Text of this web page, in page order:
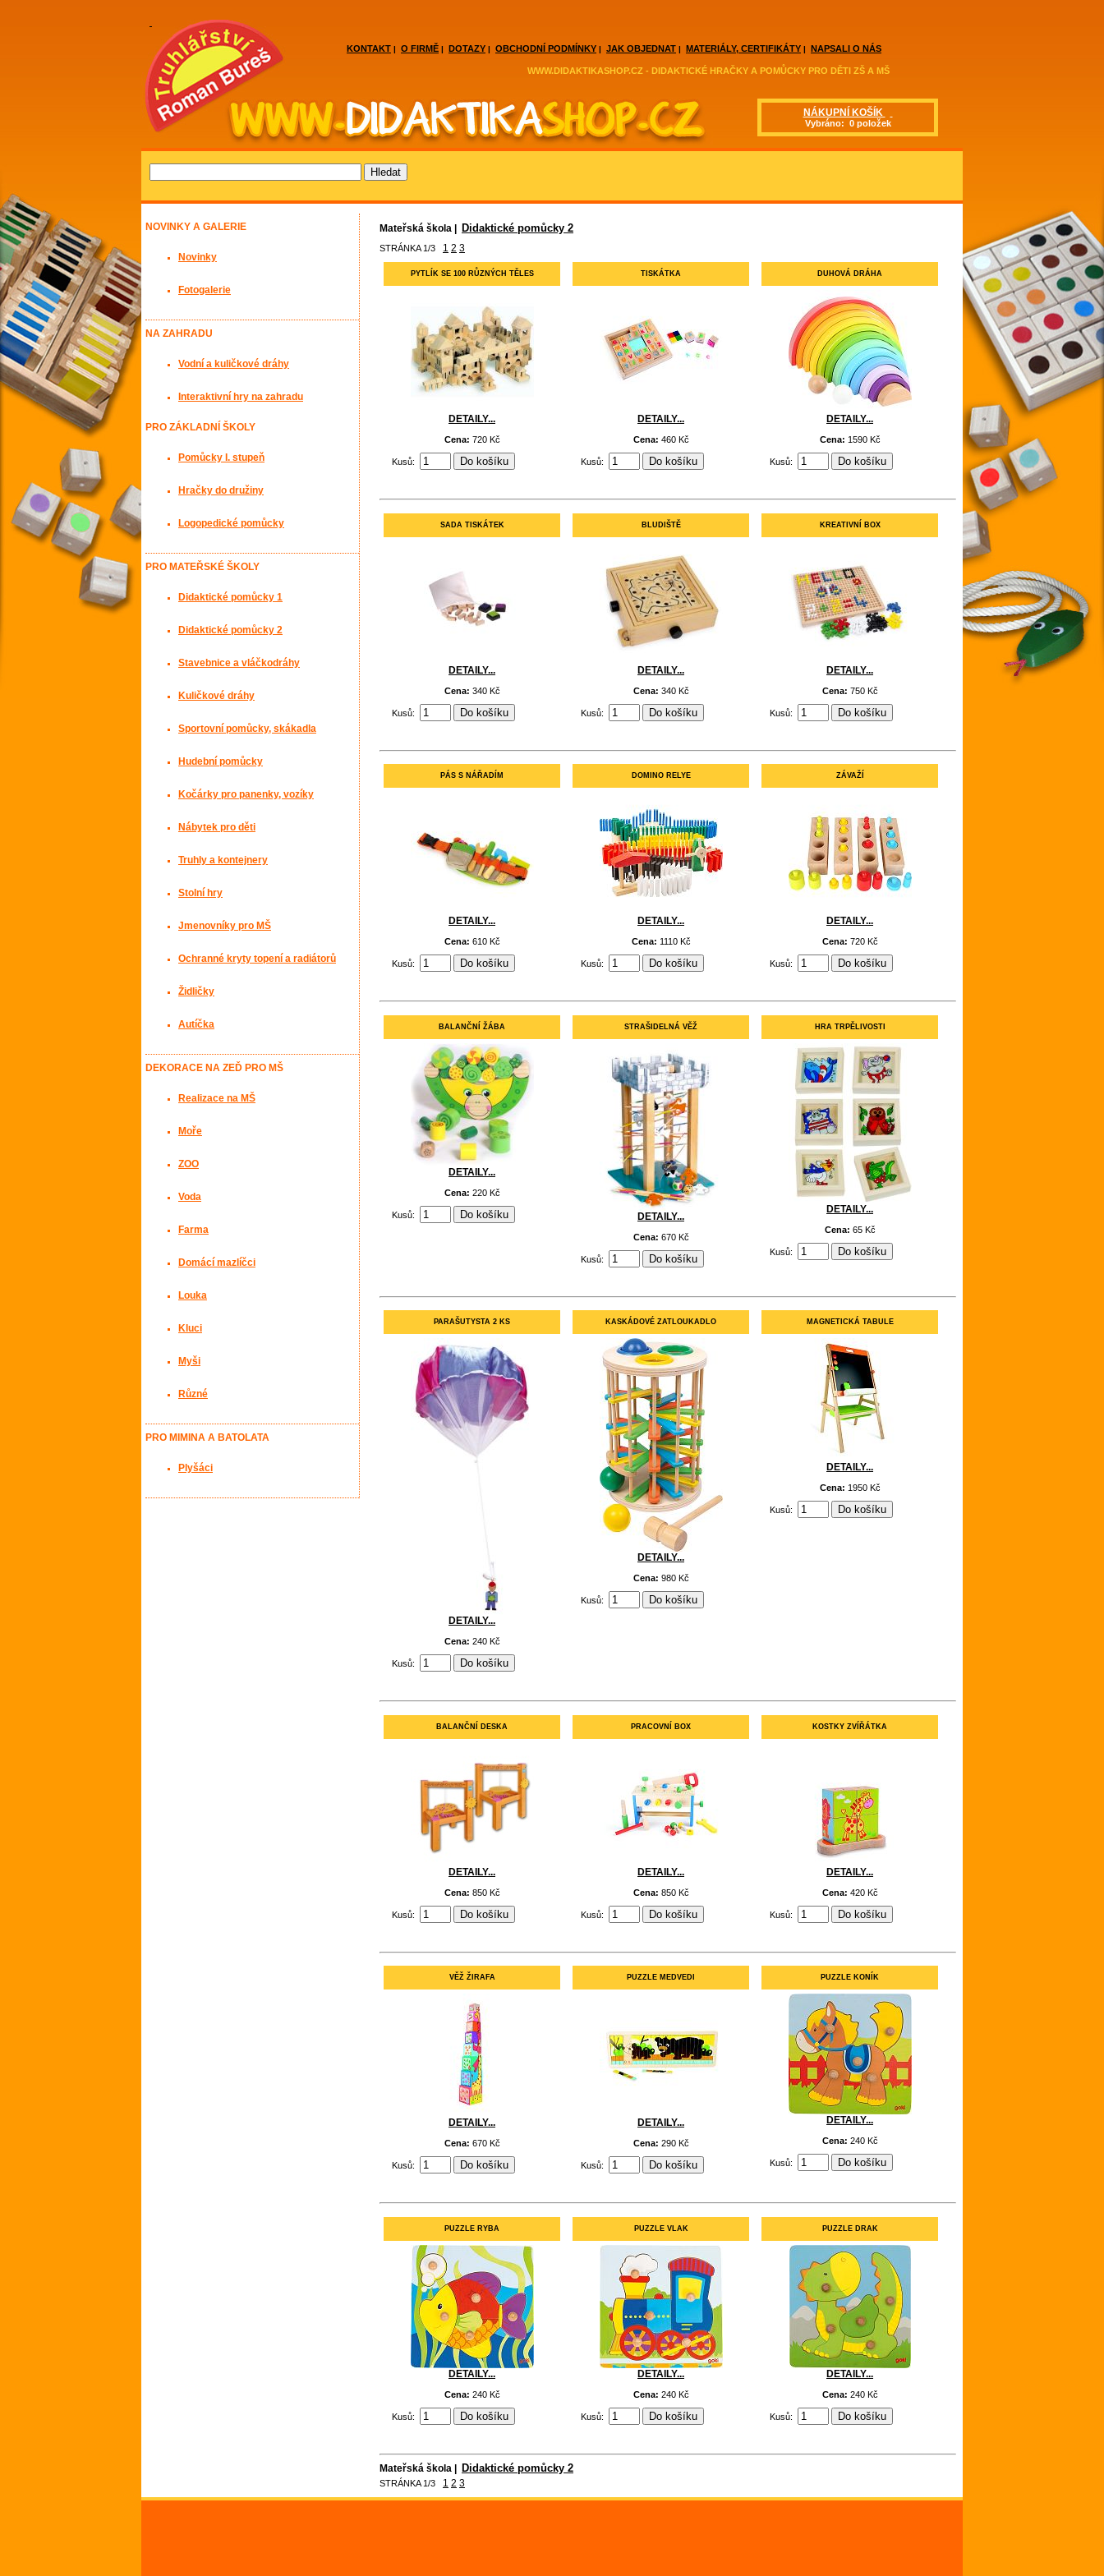
WWW.DIDAKTIKASHOP.CZ - DIDAKTICKÉ HRAČKY A POMŮCKY PRO DĚTI ZŠ A MŠ
KONTAKT | O FIRMĚ | DOTAZY | OBCHODNÍ PODMÍNKY | JAK OBJEDNAT | MATERIÁLY, CERTIFIKÁTY | NAPSALI O NÁS
NÁKUPNÍ KOŠÍK
Vybráno: 0 položek
Mateřská škola | Didaktické pomůcky 2
STRÁNKA 1/3 1 2 3
PYTLÍK SE 100 RŮZNÝCH TĚLES
DETAILY...
Cena: 720 Kč
Kusů:
TISKÁTKA
DETAILY...
Cena: 460 Kč
Kusů:
DUHOVÁ DRÁHA
DETAILY...
Cena: 1590 Kč
Kusů:
SADA TISKÁTEK
DETAILY...
Cena: 340 Kč
Kusů:
BLUDIŠTĚ
DETAILY...
Cena: 340 Kč
Kusů:
KREATIVNÍ BOX
DETAILY...
Cena: 750 Kč
Kusů:
PÁS S NÁŘADÍM
DETAILY...
Cena: 610 Kč
Kusů:
DOMINO RELYE
DETAILY...
Cena: 1110 Kč
Kusů:
ZÁVAŽÍ
DETAILY...
Cena: 720 Kč
Kusů:
BALANČNÍ ŽÁBA
DETAILY...
Cena: 220 Kč
Kusů:
STRAŠIDELNÁ VĚŽ
DETAILY...
Cena: 670 Kč
Kusů:
HRA TRPĚLIVOSTI
DETAILY...
Cena: 65 Kč
Kusů:
PARAŠUTYSTA 2 KS
DETAILY...
Cena: 240 Kč
Kusů:
KASKÁDOVÉ ZATLOUKADLO
DETAILY...
Cena: 980 Kč
Kusů:
MAGNETICKÁ TABULE
DETAILY...
Cena: 1950 Kč
Kusů:
BALANČNÍ DESKA
DETAILY...
Cena: 850 Kč
Kusů:
PRACOVNÍ BOX
DETAILY...
Cena: 850 Kč
Kusů:
KOSTKY ZVÍŘÁTKA
DETAILY...
Cena: 420 Kč
Kusů:
VĚŽ ŽIRAFA
DETAILY...
Cena: 670 Kč
Kusů:
PUZZLE MEDVEDI
DETAILY...
Cena: 290 Kč
Kusů:
PUZZLE KONÍK
DETAILY...
Cena: 240 Kč
Kusů:
PUZZLE RYBA
DETAILY...
Cena: 240 Kč
Kusů:
PUZZLE VLAK
DETAILY...
Cena: 240 Kč
Kusů:
PUZZLE DRAK
DETAILY...
Cena: 240 Kč
Kusů:
Mateřská škola | Didaktické pomůcky 2
STRÁNKA 1/3 1 2 3
NOVINKY A GALERIE
Novinky
Fotogalerie
NA ZAHRADU
Vodní a kuličkové dráhy
Interaktivní hry na zahradu
PRO ZÁKLADNÍ ŠKOLY
Pomůcky I. stupeň
Hračky do družiny
Logopedické pomůcky
PRO MATEŘSKÉ ŠKOLY
Didaktické pomůcky 1
Didaktické pomůcky 2
Stavebnice a vláčkodráhy
Kuličkové dráhy
Sportovní pomůcky, skákadla
Hudební pomůcky
Kočárky pro panenky, vozíky
Nábytek pro děti
Truhly a kontejnery
Stolní hry
Jmenovníky pro MŠ
Ochranné kryty topení a radiátorů
Židličky
Autíčka
DEKORACE NA ZEĎ PRO MŠ
Realizace na MŠ
Moře
ZOO
Voda
Farma
Domácí mazlíčci
Louka
Kluci
Myši
Různé
PRO MIMINA A BATOLATA
Plyšáci